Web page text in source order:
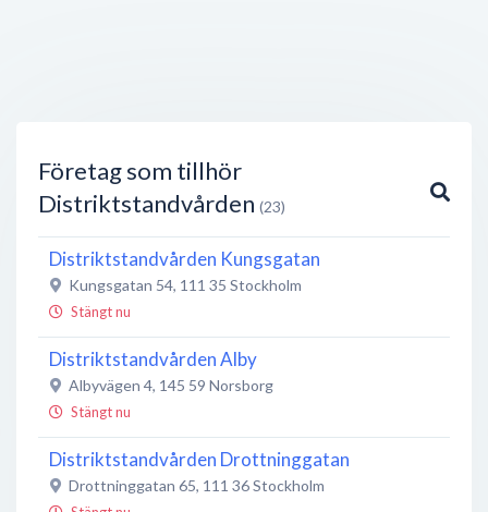
Företag som tillhör
Distriktstandvården (23)
Distriktstandvården Kungsgatan
Kungsgatan 54, 111 35 Stockholm
Stängt nu
Distriktstandvården Alby
Albyvägen 4, 145 59 Norsborg
Stängt nu
Distriktstandvården Drottninggatan
Drottninggatan 65, 111 36Stockholm